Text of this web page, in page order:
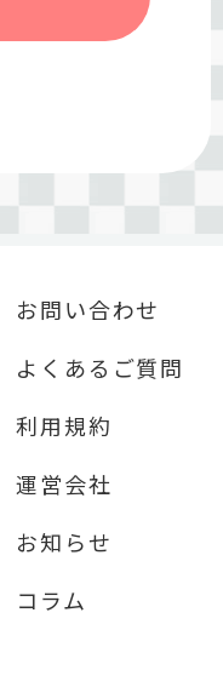
お問い合わせ
よくあるご質問
利用規約
運営会社
お知らせ
コラム